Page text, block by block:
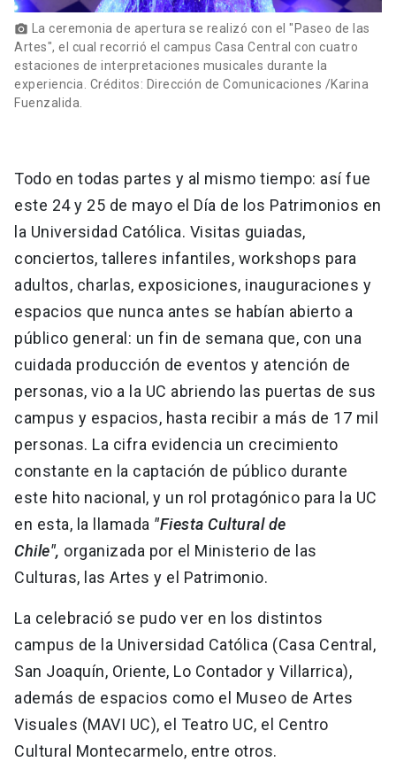
photo_camera La ceremonia de apertura se realizó con el "Paseo de las
Artes", el cual recorrió el campus Casa Central con cuatro
estaciones de interpretaciones musicales durante la
experiencia. Créditos: Dirección de Comunicaciones /Karina
Fuenzalida.
Todo en todas partes y al mismo tiempo: así fue
este 24 y 25 de mayo el Día de los Patrimonios en
la Universidad Católica. Visitas guiadas,
conciertos, talleres infantiles, workshops para
adultos, charlas, exposiciones, inauguraciones y
espacios que nunca antes se habían abierto a
público general: un fin de semana que, con una
cuidada producción de eventos y atención de
personas, vio a la UC abriendo las puertas de sus
campus y espacios, hasta recibir a más de 17 mil
personas. La cifra evidencia un crecimiento
constante en la captación de público durante
este hito nacional, y un rol protagónico para la UC
en esta, la llamada "Fiesta Cultural de
Chile", organizada por el Ministerio de las
Culturas, las Artes y el Patrimonio.
La celebració se pudo ver en los distintos
campus de la Universidad Católica (Casa Central,
San Joaquín, Oriente, Lo Contador y Villarrica),
además de espacios como el Museo de Artes
Visuales (MAVI UC), el Teatro UC, el Centro
Cultural Montecarmelo, entre otros.